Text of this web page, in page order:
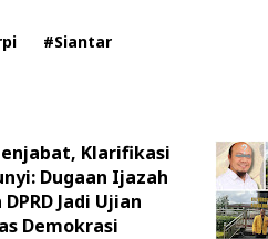
#Siantar
Klarifikasi
Dugaan Ijazah
Jadi Ujian
Demokrasi